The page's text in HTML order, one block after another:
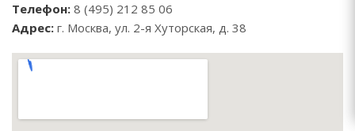
+7 (903) 795-92-42
Время работы
Телефон: 8 (495) 212 85 06
Адрес: г. Москва, ул. 2-я Хуторская, д. 38